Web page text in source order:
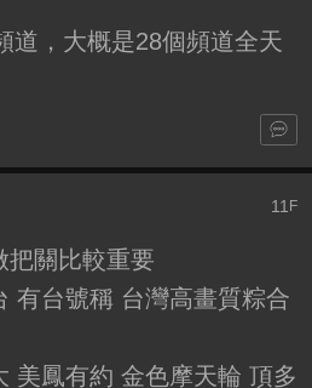
道，大概是28個頻道全天
11 F
把關比較重要
有台號稱 台灣高畫質粽合
美鳳有約 金色摩天輪 頂多